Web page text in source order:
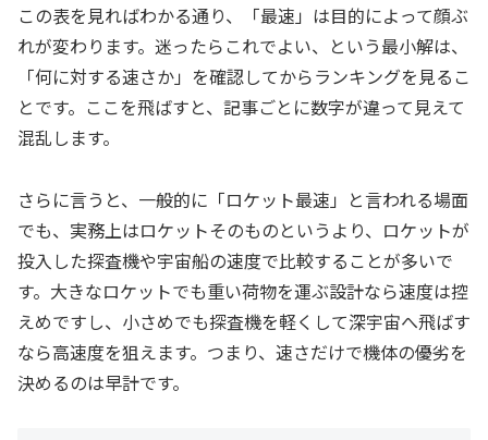
この表を見ればわかる通り、「最速」は目的によって顔ぶ
れが変わります。迷ったらこれでよい、という最小解は、
「何に対する速さか」を確認してからランキングを見るこ
とです。ここを飛ばすと、記事ごとに数字が違って見えて
混乱します。
さらに言うと、一般的に「ロケット最速」と言われる場面
でも、実務上はロケットそのものというより、ロケットが
投入した探査機や宇宙船の速度で比較することが多いで
す。大きなロケットでも重い荷物を運ぶ設計なら速度は控
えめですし、小さめでも探査機を軽くして深宇宙へ飛ばす
なら高速度を狙えます。つまり、速さだけで機体の優劣を
決めるのは早計です。